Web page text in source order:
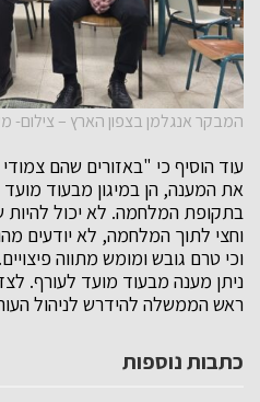
המבקר אנגלמן בצפון הארץ –
עוד הוסיף כי "באזורים שהם
את המענה, הן במיגון מבעוד
בתקופת המלחמה. לא יכול להיות
וחצי לתוך המלחמה, לא יודעים
וכי טרם גובש ומומש מתווה
ניתן מענה מבעוד מועד לעורף.
ראש הממשלה להידרש לניהול
כתבות נוספות